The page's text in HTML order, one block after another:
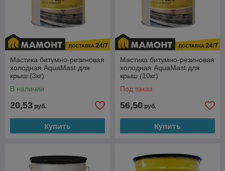
Мастика битумно-резиновая
холодная AquaMast для
крыш (3кг)
В наличии
20,53 руб.
Купить
Мастика битумно-резиновая
холодная AquaMast для
крыш (10кг)
Под заказ
56,50 руб.
Купить